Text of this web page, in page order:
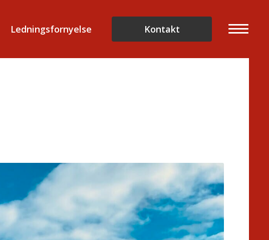
Ledningsfornyelse Kontakt